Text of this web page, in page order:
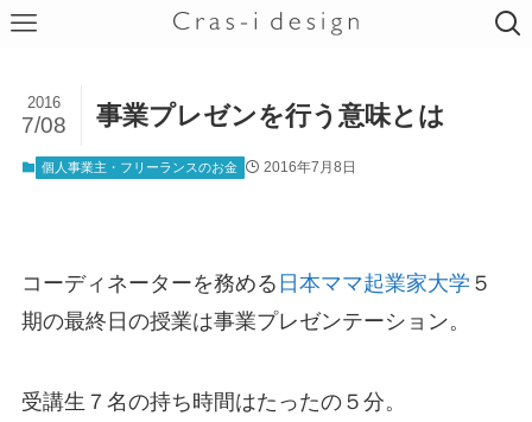
事業プレゼンを行う意味とは
2016
7/08
個人事業主・フリーランスのお金 2016年7月8日
コーディネーターを務める 日本ママ起業家大学 ５
期の最終日の授業は事業プレゼンテーション。
受講生７名の持ち時間はたったの５分。